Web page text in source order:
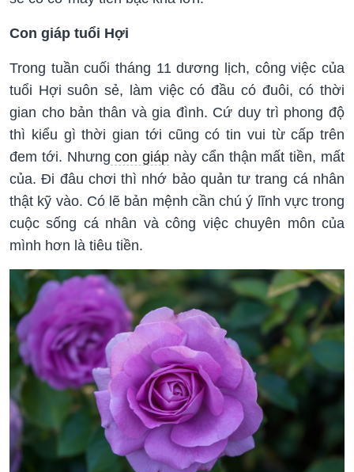
Con giáp tuổi Hợi
Trong tuần cuối tháng 11 dương lịch, công việc của
tuổi Hợi suôn sẻ, làm việc có đầu có đuôi, có thời
gian cho bản thân và gia đình. Cứ duy trì phong độ
thì kiểu gì thời gian tới cũng có tin vui từ cấp trên
đem tới. Nhưng con giáp này cẩn thận mất tiền, mất
của. Đi đâu chơi thì nhớ bảo quản tư trang cá nhân
thật kỹ vào. Có lẽ bản mệnh cần chú ý lĩnh vực trong
cuộc sống cá nhân và công việc chuyên môn của
mình hơn là tiêu tiền.